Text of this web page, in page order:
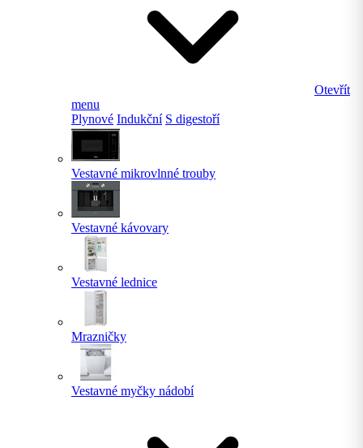
Otevřít
menu
Plynové Indukční S digestoří
Vestavné mikrovlnné trouby
Vestavné kávovary
Vestavné lednice
Mrazničky
Vestavné myčky nádobí